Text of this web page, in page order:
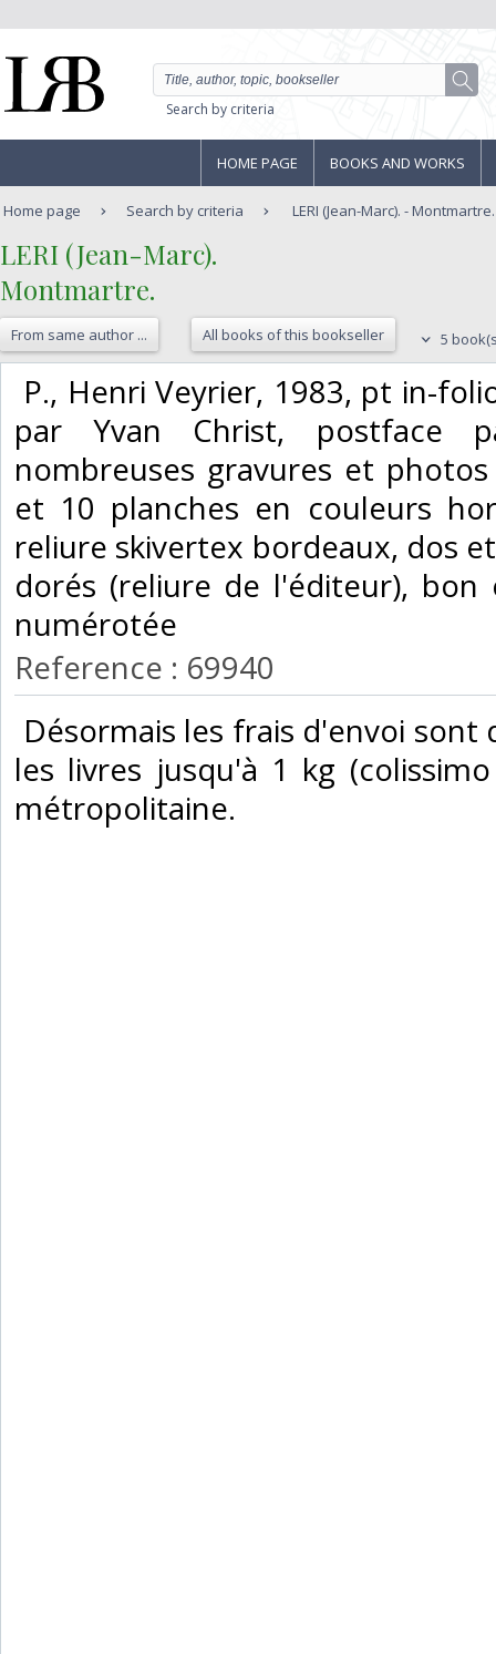
Search by criteria
HOME PAGE BOOKS AND WORKS
Home page Search by criteria LERI (Jean-Marc). - Montmartre.
‎LERI (Jean-Marc).‎
‎Montmartre.‎
From same author ... All books of this bookseller 5
P., Henri Veyrier, 1983, pt in-
par Yvan Christ, postface
nombreuses gravures et
et 10 planches en couleurs
reliure skivertex bordeaux, dos
dorés (reliure de l'éditeur), bon
numérotée‎
Reference : 69940
Désormais les frais d'envoi
les livres jusqu'à 1 kg
métropolitaine.‎